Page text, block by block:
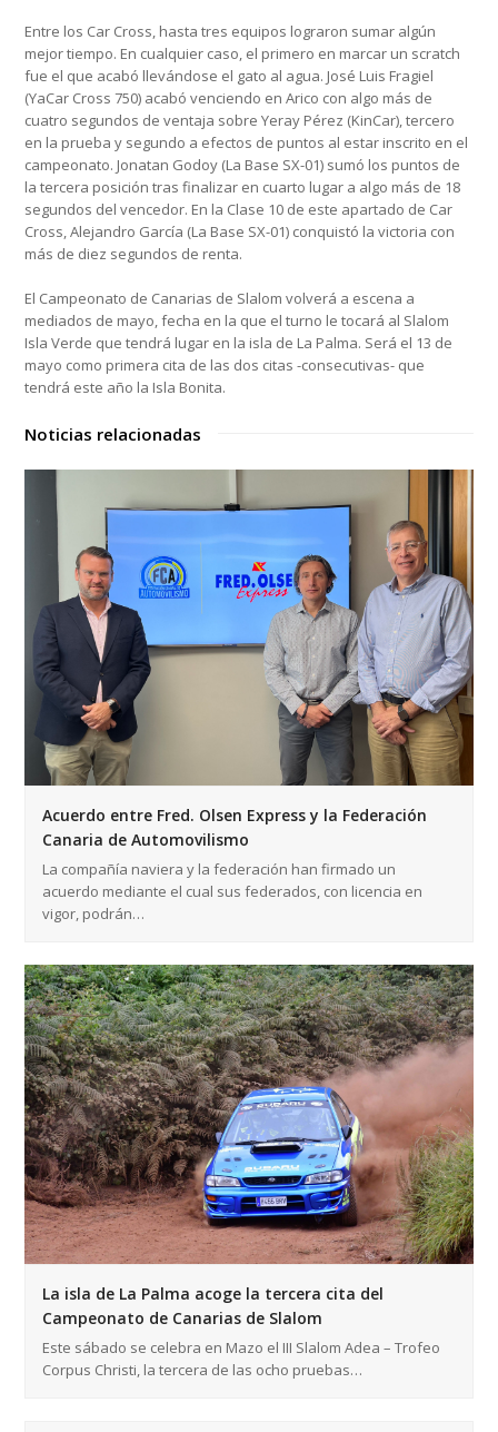
Entre los Car Cross, hasta tres equipos lograron sumar algún
mejor tiempo. En cualquier caso, el primero en marcar un scratch
fue el que acabó llevándose el gato al agua. José Luis Fragiel
(YaCar Cross 750) acabó venciendo en Arico con algo más de
cuatro segundos de ventaja sobre Yeray Pérez (KinCar), tercero
en la prueba y segundo a efectos de puntos al estar inscrito en el
campeonato. Jonatan Godoy (La Base SX-01) sumó los puntos de
la tercera posición tras finalizar en cuarto lugar a algo más de 18
segundos del vencedor. En la Clase 10 de este apartado de Car
Cross, Alejandro García (La Base SX-01) conquistó la victoria con
más de diez segundos de renta.
El Campeonato de Canarias de Slalom volverá a escena a
mediados de mayo, fecha en la que el turno le tocará al Slalom
Isla Verde que tendrá lugar en la isla de La Palma. Será el 13 de
mayo como primera cita de las dos citas -consecutivas- que
tendrá este año la Isla Bonita.
Noticias relacionadas
Acuerdo entre Fred. Olsen Express y la Federación
Canaria de Automovilismo
La compañía naviera y la federación han firmado un
acuerdo mediante el cual sus federados, con licencia en
vigor, podrán…
La isla de La Palma acoge la tercera cita del
Campeonato de Canarias de Slalom
Este sábado se celebra en Mazo el III Slalom Adea – Trofeo
Corpus Christi, la tercera de las ocho pruebas…